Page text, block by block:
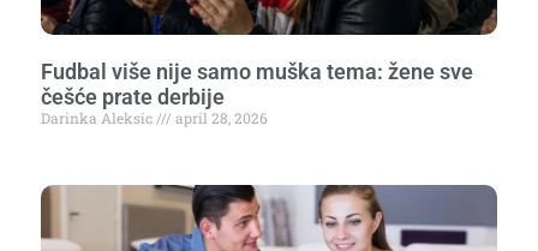
Fudbal više nije samo muška tema: žene sve
češće prate derbije
Darinka Aleksic april 28, 2026